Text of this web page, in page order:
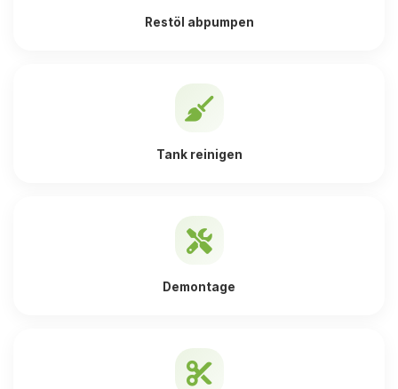
Restöl abpumpen
Tank reinigen
Demontage